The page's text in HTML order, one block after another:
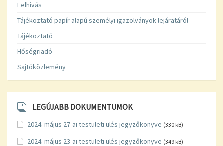
Felhívás
Tájékoztató papír alapú személyi igazolványok lejáratáról
Tájékoztató
Hőségriadó
Sajtóközlemény
LEGÚJABB DOKUMENTUMOK
2024. május 27-ai testületi ülés jegyzőkönyve (330 kB)
2024. május 23-ai testületi ülés jegyzőkönyve (349 kB)